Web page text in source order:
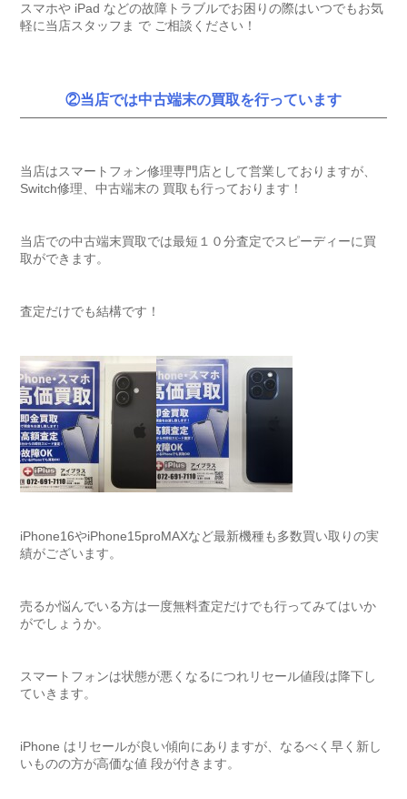
スマホや iPad などの故障トラブルでお困りの際はいつでもお気
軽に当店スタッフま で ご相談ください！
②当店では中古端末の買取を行っています
当店はスマートフォン修理専門店として営業しておりますが、
Switch修理、中古端末の 買取も行っております！
当店での中古端末買取では最短１０分査定でスピーディーに買
取ができます。
査定だけでも結構です！
iPhone16やiPhone15proMAXなど最新機種も多数買い取りの実
績がございます。
売るか悩んでいる方は一度無料査定だけでも行ってみてはいか
がでしょうか。
スマートフォンは状態が悪くなるにつれリセール値段は降下し
ていきます。
iPhone はリセールが良い傾向にありますが、なるべく早く新し
いものの方が高価な値 段が付きます。